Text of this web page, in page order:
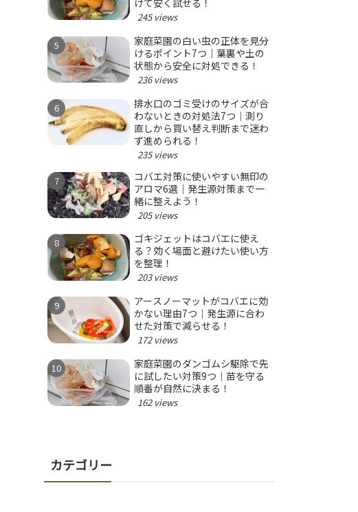
245 views
家庭菜園の白い虫の正体を見分
けるポイント7つ｜葉裏や土の
状態から安全に対処できる！
236 views
排水口のゴミ受けのサイズが合
わないときの対処法7つ｜測り
直しから買い替え判断まで迷わ
ず進められる！
235 views
コバエ対策に使いやすい無印の
アロマ6選｜発生源対策まで一
緒に整えよう！
205 views
ゴキジェットはコバエに使え
る？効く場面と避けたい使い方
を整理！
203 views
アースノーマットがコバエに効
かない理由7つ｜発生源に合わ
せた対策で減らせる！
172 views
家庭菜園のダンゴムシ駆除で先
に試したい対策9つ｜苗を守る
順番が自然に決まる！
162 views
カテゴリー